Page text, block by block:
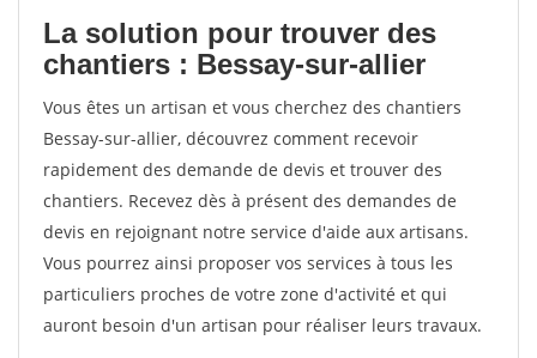
La solution pour trouver des
chantiers : Bessay-sur-allier
Vous êtes un artisan et vous cherchez des chantiers
Bessay-sur-allier, découvrez comment recevoir
rapidement des demande de devis et trouver des
chantiers. Recevez dès à présent des demandes de
devis en rejoignant notre service d'aide aux artisans.
Vous pourrez ainsi proposer vos services à tous les
particuliers proches de votre zone d'activité et qui
auront besoin d'un artisan pour réaliser leurs travaux.